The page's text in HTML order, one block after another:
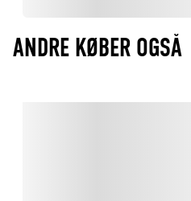
ANDRE KØBER OGSÅ